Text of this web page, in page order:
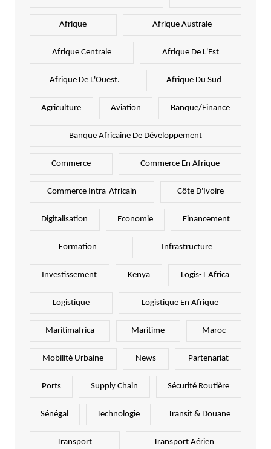
Afrique Afrique Australe
Afrique Centrale Afrique De L'Est
Afrique De L'Ouest. Afrique Du Sud
Agriculture Aviation Banque/Finance
Banque Africaine De Développement
Commerce Commerce En Afrique
Commerce Intra-Africain Côte D'Ivoire
Digitalisation Economie Financement
Formation Infrastructure
Investissement Kenya Logis-T Africa
Logistique Logistique En Afrique
Maritimafrica Maritime Maroc
Mobilité Urbaine News Partenariat
Ports Supply Chain Sécurité Routière
Sénégal Technologie Transit & Douane
Transport Transport Aérien